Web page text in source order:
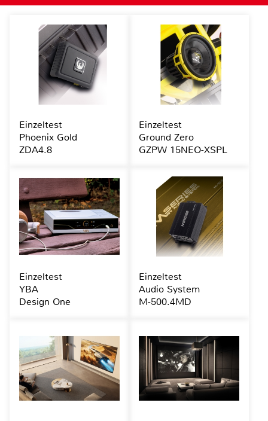
Einzeltest
Phoenix Gold
ZDA4.8
Einzeltest
Ground Zero
GZPW 15NEO-XSPL
Einzeltest
YBA
Design One
Einzeltest
Audio System
M-500.4MD